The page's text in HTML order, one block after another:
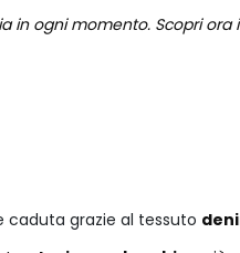
in ogni momento. Scopri
caduta grazie al tessuto